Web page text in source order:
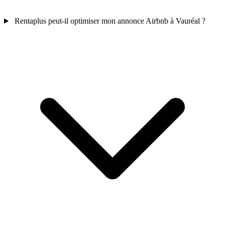
Rentaplus peut-il optimiser mon annonce Airbnb à Vauréal ?